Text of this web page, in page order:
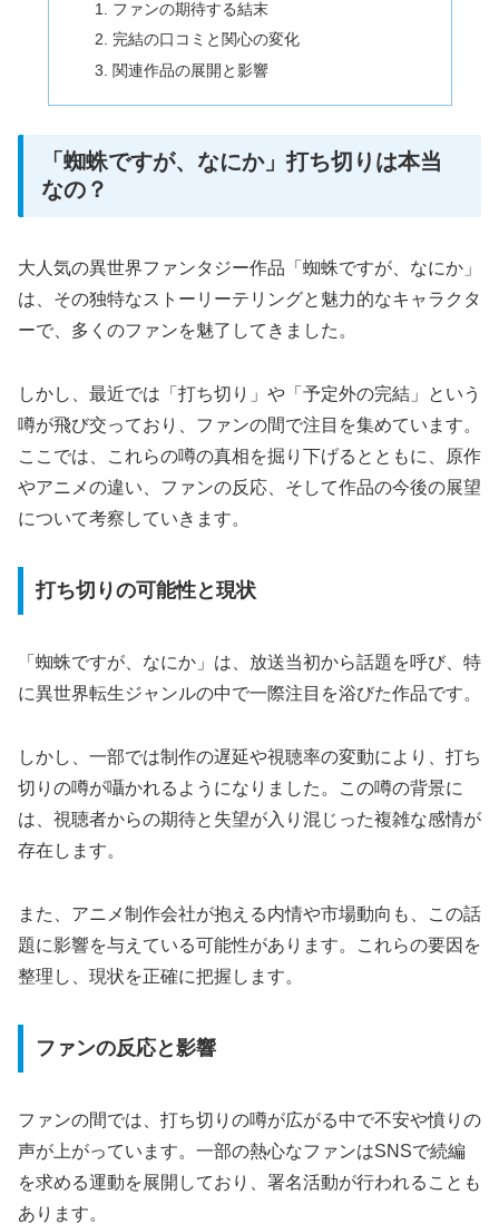
ファンの期待する結末
完結の口コミと関心の変化
関連作品の展開と影響
「蜘蛛ですが、なにか」打ち切りは本当
なの？
大人気の異世界ファンタジー作品「蜘蛛ですが、なにか」
は、その独特なストーリーテリングと魅力的なキャラクタ
ーで、多くのファンを魅了してきました。
しかし、最近では「打ち切り」や「予定外の完結」という
噂が飛び交っており、ファンの間で注目を集めています。
ここでは、これらの噂の真相を掘り下げるとともに、原作
やアニメの違い、ファンの反応、そして作品の今後の展望
について考察していきます。
打ち切りの可能性と現状
「蜘蛛ですが、なにか」は、放送当初から話題を呼び、特
に異世界転生ジャンルの中で一際注目を浴びた作品です。
しかし、一部では制作の遅延や視聴率の変動により、打ち
切りの噂が囁かれるようになりました。この噂の背景に
は、視聴者からの期待と失望が入り混じった複雑な感情が
存在します。
また、アニメ制作会社が抱える内情や市場動向も、この話
題に影響を与えている可能性があります。これらの要因を
整理し、現状を正確に把握します。
ファンの反応と影響
ファンの間では、打ち切りの噂が広がる中で不安や憤りの
声が上がっています。一部の熱心なファンはSNSで続編
を求める運動を展開しており、署名活動が行われることも
あります。